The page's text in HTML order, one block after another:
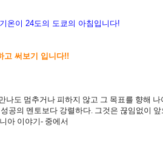
온이 24도의 도쿄의 아침입니다!
고 써보기 입니다!!
나도 멈추거나 피하지 않고 그 목표를 향해 나
공의 멘토보다 강렬하다. 그것은 끊임없이
아 이야기- 중에서